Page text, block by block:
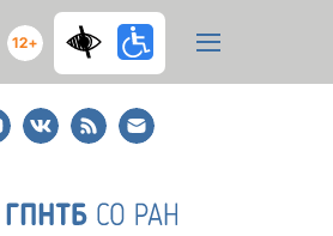
12+
ВКонтакте
RSS
E-
mail
подписка